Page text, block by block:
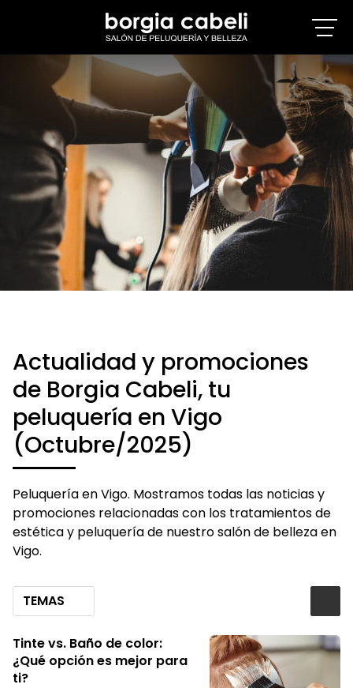
Actualidad y promociones
de Borgia Cabeli, tu
peluquería en Vigo
(Octubre/2025)
Peluquería en Vigo. Mostramos todas las noticias y
promociones relacionadas con los tratamientos de
estética y peluquería de nuestro salón de belleza en
Vigo.
TEMAS
Tinte vs. Baño de color:
¿Qué opción es mejor para
ti?